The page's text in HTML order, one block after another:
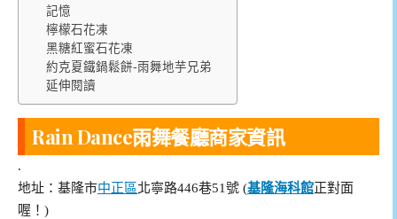
記憶
檸檬石花凍
黑糖紅蜜石花凍
約克夏鐵鍋鬆餅-雨舞地芋兄弟
延伸閱讀
Rain Dance雨舞餐廳商家資訊
.
地址：基隆市中正區北寧路446巷51號 (基隆海科館正對面
喔！)